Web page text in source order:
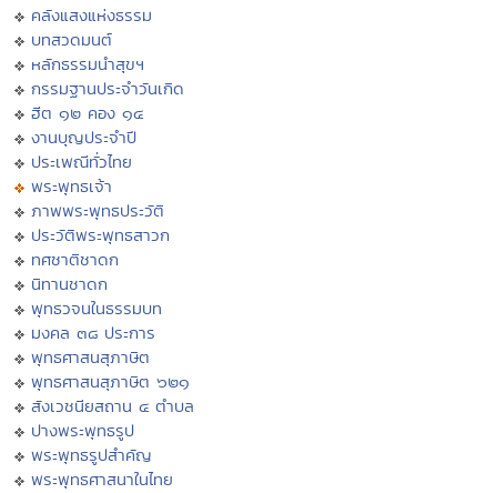
คลังแสงแห่งธรรม
บทสวดมนต์
หลักธรรมนำสุขฯ
กรรมฐานประจำวันเกิด
ฮีต ๑๒ คอง ๑๔
งานบุญประจำปี
ประเพณีทั่วไทย
พระพุทธเจ้า
ภาพพระพุทธประวัติ
ประวัติพระพุทธสาวก
ทศชาติชาดก
นิทานชาดก
พุทธวจนในธรรมบท
มงคล ๓๘ ประการ
พุทธศาสนสุภาษิต
พุทธศาสนสุภาษิต ๖๒๑
สังเวชนียสถาน ๔ ตำบล
ปางพระพุทธรูป
พระพุทธรูปสำคัญ
พระพุทธศาสนาในไทย